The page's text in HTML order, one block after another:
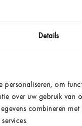
Details
om
over uw gebruik
combineren